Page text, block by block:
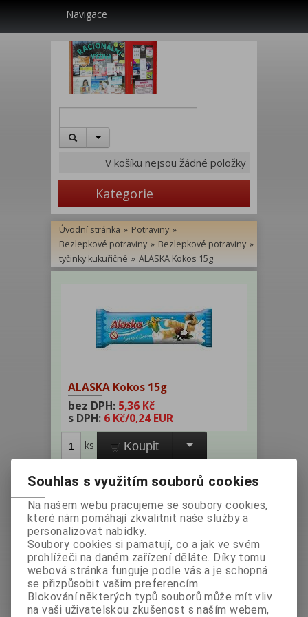
Navigace
V košíku nejsou žádné položky
Kategorie
Úvodní stránka » Potraviny »
Bezlepkové potraviny » Bezlepkové potraviny »
tyčinky kukuřičné » ALASKA Kokos 15g
ALASKA Kokos 15g
bez DPH: 5,36 Kč
s DPH: 6 Kč/0,24 EUR
ks Koupit
Výrobce:Alaska Foods Slovensko
Hmotnost:0,015 kg
EAN:8588005524131
Dotaz na výrobek
Doporučit výrobek
Tisk
Souhlas s využitím souborů cookies
Na našem webu pracujeme se soubory cookies,
které nám pomáhají zkvalitnit naše služby a
personalizovat nabídky.
Soubory cookies si pamatují, co a jak ve svém
prohlížeči na daném zařízení děláte. Díky tomu
webová stránka funguje podle vás a je schopná
se přizpůsobit vašim preferencím.
Blokování některých typů souborů může mít vliv
na vaši uživatelskou zkušenost s naším webem,